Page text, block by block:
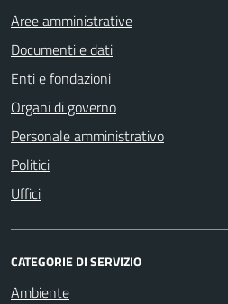
Aree amministrative
Documenti e dati
Enti e fondazioni
Organi di governo
Personale amministrativo
Politici
Uffici
CATEGORIE DI SERVIZIO
Ambiente